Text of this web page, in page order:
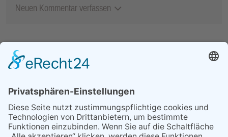
Neuen Kommentar verfassen
29.05.2026
25.06.2026
Heimat Shoppen 2026:
Anmeldung für Unternehmen
ab sofort möglich
26.06.2026
Petrus meinte es gut mit dem